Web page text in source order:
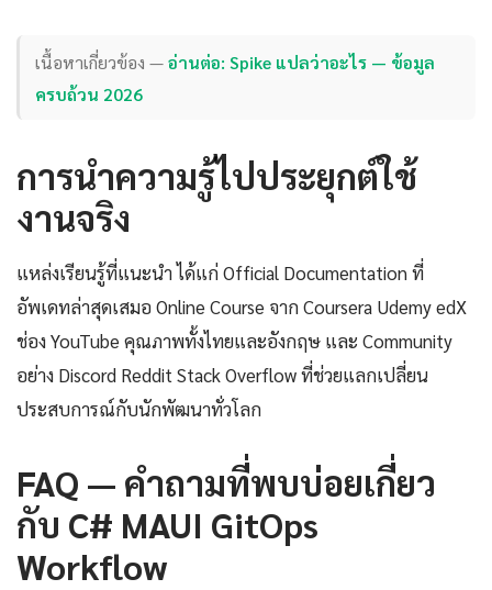
เนื้อหาเกี่ยวข้อง —อ่านต่อ: Spike แปลว่าอะไร — ข้อมูล
ครบถ้วน 2026
การนำความรู้ไปประยุกต์ใช้
งานจริง
แหล่งเรียนรู้ที่แนะนำ ได้แก่ Official Documentation ที่
อัพเดทล่าสุดเสมอ Online Course จาก Coursera Udemy edX
ช่อง YouTube คุณภาพทั้งไทยและอังกฤษ และ Community
อย่าง Discord Reddit Stack Overflow ที่ช่วยแลกเปลี่ยน
ประสบการณ์กับนักพัฒนาทั่วโลก
FAQ — คำถามที่พบบ่อยเกี่ยว
กับ C# MAUI GitOps
Workflow